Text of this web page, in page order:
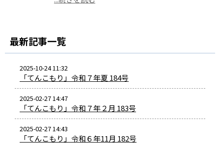
最新記事一覧
2025-10-24 11:32
「てんこもり」令和７年夏 184号
2025-02-27 14:47
「てんこもり」令和７年２月 183号
2025-02-27 14:43
「てんこもり」令和６年11月 182号